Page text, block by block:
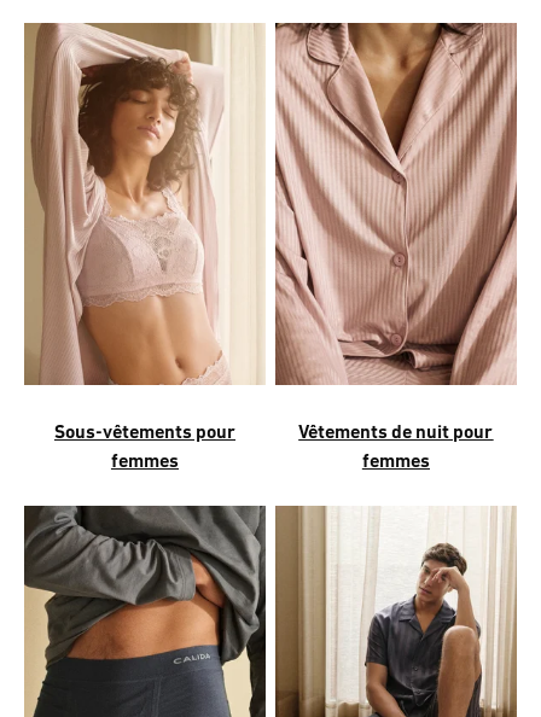
Sous-vêtements pour
femmes
Vêtements de nuit pour
femmes